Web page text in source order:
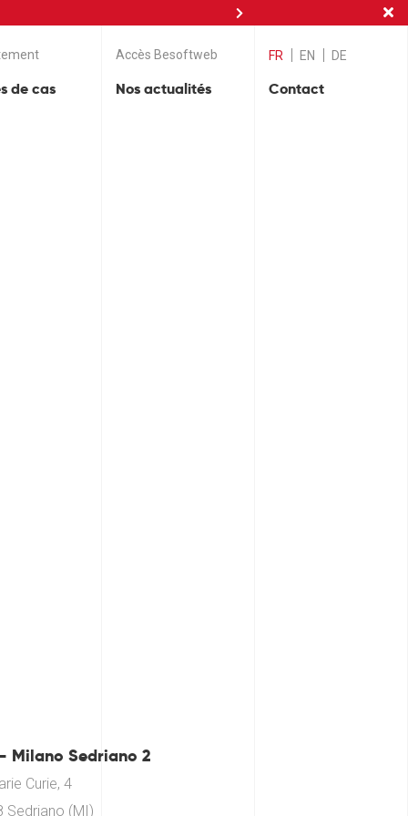
de cas
Accès Besoftweb
Nos actualités
FR EN DE
Contact
Milano Sedriano 2
Curie, 4
Sedriano (MI)